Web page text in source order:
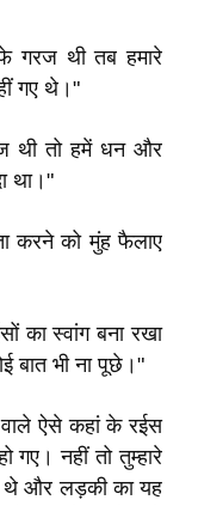
गरज थी तब हमारे
गए थे।"
थी तो हमें धन और
था।"
करने को मुंह फैलाए
का स्वांग बना रखा
बात भी ना पूछे।"
वाले ऐसे कहां के रईस
नहीं तो तुम्हारे
थे और लड़की का यह